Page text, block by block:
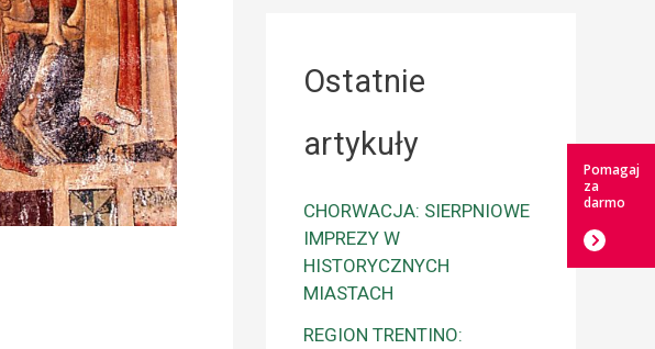
Ostatnie
artykuły
CHORWACJA: SIERPNIOWE
IMPREZY W
HISTORYCZNYCH
MIASTACH
REGION TRENTINO:
Pomagaj
za
darmo